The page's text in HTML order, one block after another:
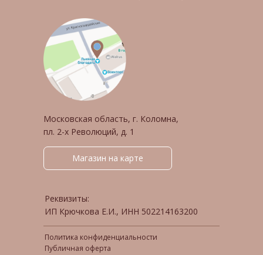
Магазин на карте
Публичная оферта
Политика конфиденциальности
Реквизиты:
ИП Крючкова Е.И., ИНН 502214163200
Московская область, г. Коломна,
пл. 2-х Революций, д. 1